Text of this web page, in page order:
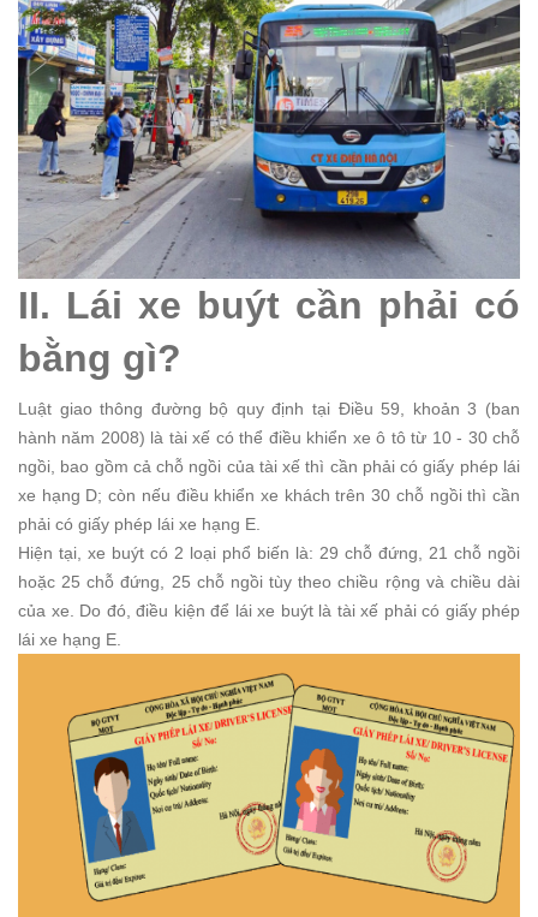
II. Lái xe buýt cần phải có
bằng gì?
Luật giao thông đường bộ quy định tại Điều 59, khoản 3 (ban
hành năm 2008) là tài xế có thể điều khiển xe ô tô từ 10 - 30 chỗ
ngồi, bao gồm cả chỗ ngồi của tài xế thì cần phải có giấy phép lái
xe hạng D; còn nếu điều khiển xe khách trên 30 chỗ ngồi thì cần
phải có giấy phép lái xe hạng E.
Hiện tại, xe buýt có 2 loại phổ biến là: 29 chỗ đứng, 21 chỗ ngồi
hoặc 25 chỗ đứng, 25 chỗ ngồi tùy theo chiều rộng và chiều dài
của xe. Do đó, điều kiện để lái xe buýt là tài xế phải có giấy phép
lái xe hạng E.